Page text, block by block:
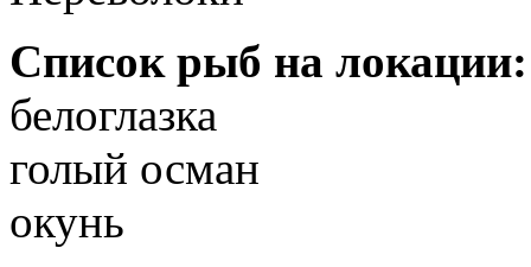
Список рыб на локации:
белоглазка
голый осман
окунь